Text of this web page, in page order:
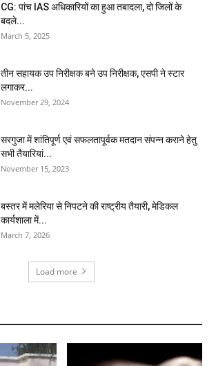
CG: पांच IAS अधिकारियों का हुआ तबादला, दो जिलों के
बदले...
March 5, 2025
तीन सहायक उप निरीक्षक बने उप निरीक्षक, एसपी ने स्टार
लगाकर...
November 29, 2024
सरगुजा में शांतिपूर्ण एवं सफलतापूर्वक मतदान संपन्न कराने हेतु
सभी तैयारियां...
November 15, 2023
बस्तर में मलेरिया से निपटने की राष्ट्रीय तैयारी, मेडिकल
कार्यशाला में...
March 7, 2026
Load more